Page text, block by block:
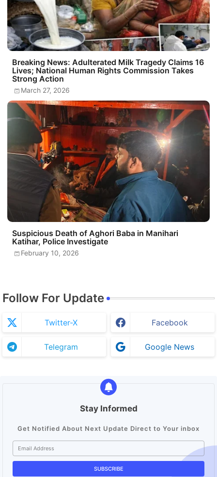
Breaking News: Adulterated Milk Tragedy Claims 16
Lives; National Human Rights Commission Takes
Strong Action
March 27, 2026
Suspicious Death of Aghori Baba in Manihari
Katihar, Police Investigate
February 10, 2026
Follow For Update
Twitter-X Facebook
Telegram Google News
Stay Informed
Get Notified About Next Update Direct to Your inbox